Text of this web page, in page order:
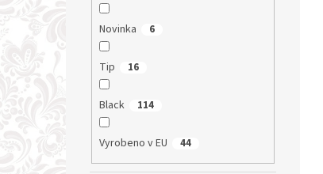
Novinka 6
Tip 16
Black 114
Vyrobeno v EU 44